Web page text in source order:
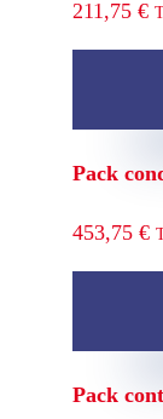
211,75 €
Pack
453,75 €
Pack